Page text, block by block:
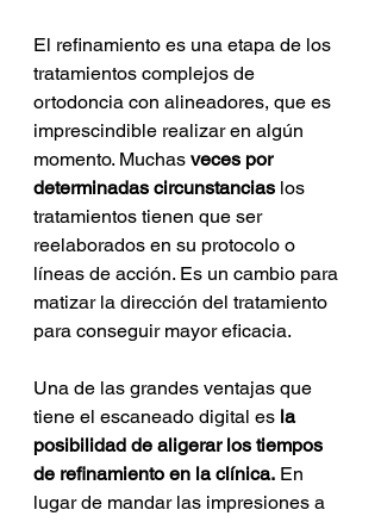
El refinamiento es una etapa de los
tratamientos complejos de
ortodoncia con alineadores, que es
imprescindible realizar en algún
momento. Muchas veces por
determinadas circunstancias los
tratamientos tienen que ser
reelaborados en su protocolo o
líneas de acción. Es un cambio para
matizar la dirección del tratamiento
para conseguir mayor eficacia.
Una de las grandes ventajas que
tiene el escaneado digital es la
posibilidad de aligerar los tiempos
de refinamiento en la clínica. En
lugar de mandar las impresiones a